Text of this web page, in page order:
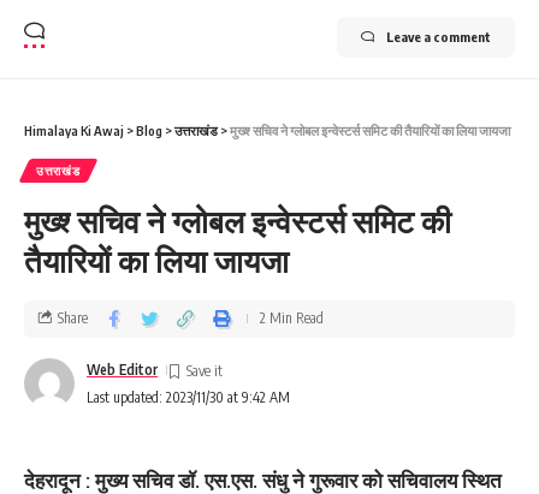
Leave a comment
Himalaya Ki Awaj >Blog >उत्तराखंड>मुख्‍श्‍ सचिव ने ग्लोबल इन्वेस्टर्स समिट की तैयारियों का लिया जायजा
उत्तराखंड
मुख्‍श्‍ सचिव ने ग्लोबल इन्वेस्टर्स समिट की
तैयारियों का लिया जायजा
Last updated: 2023/11/30 at 9:42 AM
Web Editor
Share 2 Min Read
देहरादून : मुख्य सचिव डॉ. एस.एस. संधु ने गुरूवार को सचिवालय स्थित